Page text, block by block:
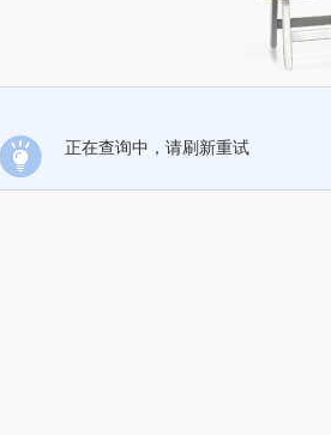
正在查询中，请刷新重试